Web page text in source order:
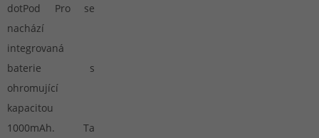
dotPod Pro se
nachází
integrovaná
baterie s
ohromující
kapacitou
1000mAh. Ta